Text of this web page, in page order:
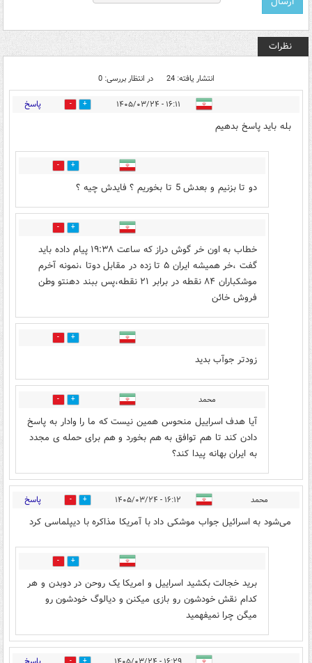
نظرات
انتشار یافته: 24 در انتظار بررسی: 0
۱۶:۱۱ - ۱۴۰۵/۰۳/۲۴ 6 پاسخ
بله باید پاسخ بدهیم
1
دو تا بزنیم و بعدش 5 تا بخوریم ؟ فایدش چیه ؟
0
خطاب به اون خر گوش دراز که ساعت ۱۹:۳۸ پیام داده باید
گفت ،خر همیشه ایران ۵ تا زده در مقابل دوتا ،نمونه آخرم
موشکباران ۸۴ نقطه در برابر ۲۱ نقطه،پس ببند دهنتو وطن
فروش خائن
0
زودتر جوآب بدید
محمد 0
آیا هدف اسراییل منحوس همین نیست که ما را وادار به پاسخ
دادن کند تا هم توافق به هم بخورد و هم برای حمله ی مجدد
به ایران بهانه پیدا کند؟
محمد ۱۶:۱۲ - ۱۴۰۵/۰۳/۲۴ 3 پاسخ
می‌شود به اسرائیل جواب موشکی داد با آمریکا مذاکره با دیپلماسی کرد
0
برید خجالت بکشید اسراییل و امریکا یک روحن در دوبدن و هر
کدام نقش خودشون رو بازی میکنن و دیالوگ خودشون رو
میگن چرا نمیفهمید